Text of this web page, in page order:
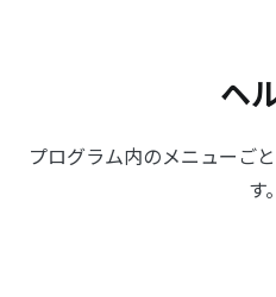
ヘ
プログラム内のメニューご
す。